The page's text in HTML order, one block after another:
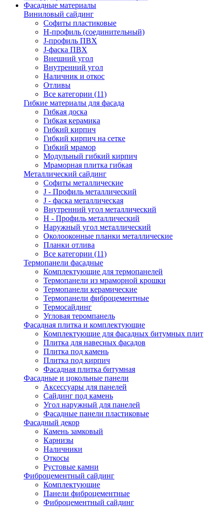
Фасадные материалы
Виниловый сайдинг
Cофиты пластиковые
H-профиль (соединительный)
J-профиль ПВХ
J-фаска ПВХ
Внешний угол
Внутренний угол
Наличник и откос
Отливы
Все категории (11)
Гибкие материалы для фасада
Гибкая доска
Гибкая керамика
Гибкий кирпич
Гибкий кирпич на сетке
Гибкий мрамор
Модульный гибкий кирпич
Мраморная плитка гибкая
Металлический сайдинг
Cофиты металлические
J - Профиль металлический
J - фаска металлическая
Внутренний угол металлический
Н - Профиль металлический
Наружный угол металлический
Околооконные планки металлические
Планки отлива
Все категории (11)
Термопанели фасадные
Комплектующие для термопанелей
Термопанели из мраморной крошки
Термопанели керамические
Термопанели фиброцементные
Термосайдинг
Угловая теромпанель
Фасадная плитка и комплектующие
Комплектующие для фасадных битумных плит
Плитка для навесных фасадов
Плитка под камень
Плитка под кирпич
Фасадная плитка битумная
Фасадные и цокольные панели
Аксессуары для панелей
Сайдинг под камень
Угол наружный для панелей
Фасадные панели пластиковые
Фасадный декор
Камень замковый
Карнизы
Наличники
Откосы
Рустовые камни
Фиброцементный сайдинг
Комплектующие
Панели фиброцементные
Фиброцементный сайдинг